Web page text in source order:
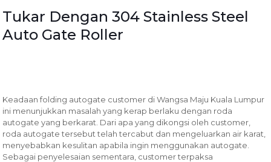
Tukar Dengan 304 Stainless Steel
Auto Gate Roller
Keadaan folding autogate customer di Wangsa Maju Kuala Lumpur
ini menunjukkan masalah yang kerap berlaku dengan roda
autogate yang berkarat. Dari apa yang dikongsi oleh customer,
roda autogate tersebut telah tercabut dan mengeluarkan air karat,
menyebabkan kesulitan apabila ingin menggunakan autogate.
Sebagai penyelesaian sementara, customer terpaksa